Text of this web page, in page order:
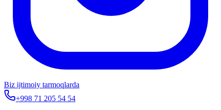
Biz ijtimoiy tarmoqlarda
+998 71 205 54 54